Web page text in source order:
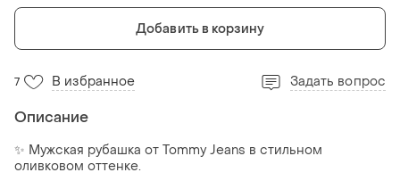
Добавить в корзину
7 В избранное Задать вопрос
Описание
✨ Мужская рубашка от Tommy Jeans в стильном
оливковом оттенке.